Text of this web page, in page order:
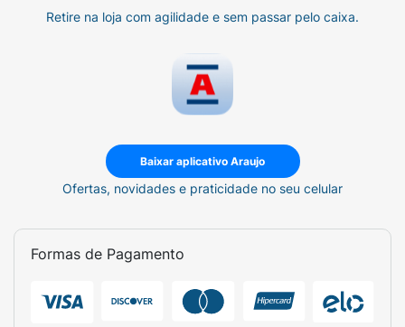
Retire na loja com agilidade e sem passar pelo caixa.
Baixar aplicativo Araujo
Ofertas, novidades e praticidade no seu celular
Formas de Pagamento